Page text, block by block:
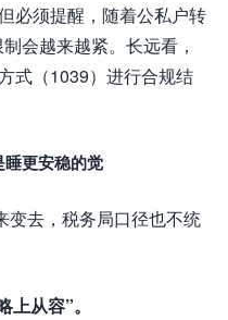
必须提醒，随着公私户转
会越来越紧。长远看，
式（1039）进行合规结
更安稳的觉
变去，税务局口径也不统
上从容”。